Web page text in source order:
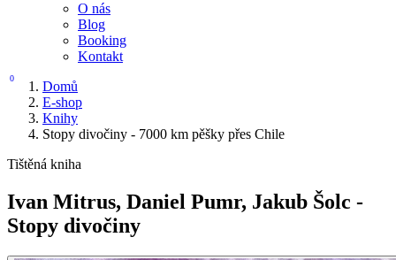
O nás
Blog
Booking
Kontakt
0
Domů
E-shop
Knihy
Stopy divočiny - 7000 km pěšky přes Chile
Tištěná kniha
Ivan Mitrus, Daniel Pumr, Jakub Šolc -
Stopy divočiny